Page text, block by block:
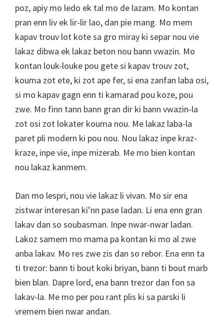
poz, apiy mo ledo ek tal mo de lazam. Mo kontan
pran enn liv ek lir-lir lao, dan pie mang. Mo mem
kapav trouv lot kote sa gro miray ki separ nou vie
lakaz dibwa ek lakaz beton nou bann vwazin. Mo
kontan louk-louke pou gete si kapav trouv zot,
kouma zot ete, ki zot ape fer, si ena zanfan laba osi,
si mo kapav gagn enn ti kamarad pou koze, pou
zwe. Mo finn tann bann gran dir ki bann vwazin-la
zot osi zot lokater kouma nou. Me lakaz laba-la
paret pli modern ki pou nou. Nou lakaz inpe kraz-
kraze, inpe vie, inpe mizerab. Me mo bien kontan
nou lakaz kanmem.
Dan mo lespri, nou vie lakaz li vivan. Mo sir ena
zistwar interesan ki’nn pase ladan. Li ena enn gran
lakav dan so soubasman. Inpe nwar-nwar ladan.
Lakoz samem mo mama pa kontan ki mo al zwe
anba lakav. Mo res zwe zis dan so rebor. Ena enn ta
ti trezor: bann ti bout koki briyan, bann ti bout marb
bien blan. Dapre lord, ena bann trezor dan fon sa
lakav-la. Me mo per pou rant plis ki sa parski li
vremem bien nwar andan.